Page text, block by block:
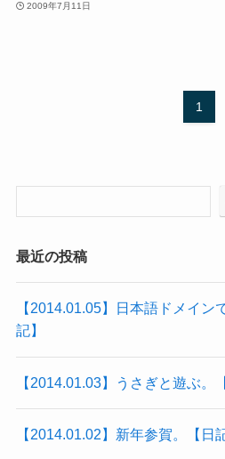
2009年7月11日
1
最近の投稿
【2014.01.05】日本語ドメイン
記】
【2014.01.03】うさぎと遊ぶ。
【2014.01.02】新年参賀。【日